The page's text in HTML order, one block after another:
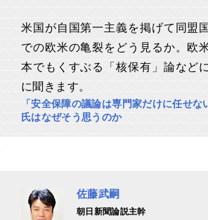
米国が自国第一主義を掲げて同盟
での欧米の亀裂をどう見るか。欧
本でもくすぶる「核保有」論など
に聞きます。
「安全保障の議論は専門家だけに任せ
氏はなぜそう思うのか
佐藤武嗣
朝日新聞論説主幹